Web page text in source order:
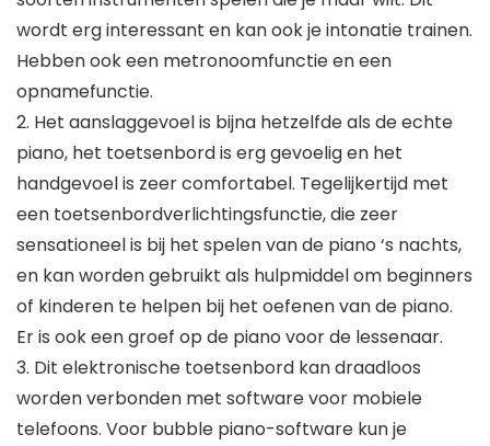
wordt erg interessant en kan ook je intonatie trainen.
Hebben ook een metronoomfunctie en een
opnamefunctie.
2. Het aanslaggevoel is bijna hetzelfde als de echte
piano, het toetsenbord is erg gevoelig en het
handgevoel is zeer comfortabel. Tegelijkertijd met
een toetsenbordverlichtingsfunctie, die zeer
sensationeel is bij het spelen van de piano ‘s nachts,
en kan worden gebruikt als hulpmiddel om beginners
of kinderen te helpen bij het oefenen van de piano.
Er is ook een groef op de piano voor de lessenaar.
3. Dit elektronische toetsenbord kan draadloos
worden verbonden met software voor mobiele
telefoons. Voor bubble piano-software kun je